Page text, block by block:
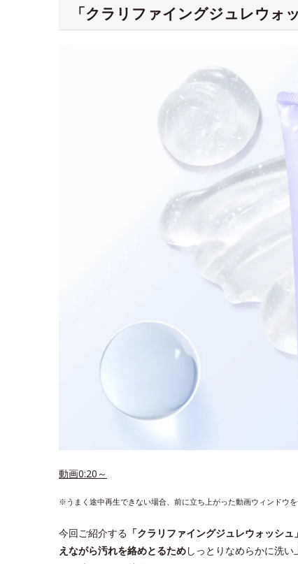
「クラリファイングジュレウォ
動画0:20～
※うまく途中再生できない場合、前に立ち上がった動画ウィンドウを
今回ご紹介する 「クラリファイングジュレウォッシュ」
えながら汚れを絡めとるためしっとりなめらかに洗